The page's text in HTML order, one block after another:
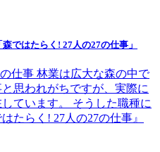
ではたらく! 27人の27の仕事」
仕事 林業は広大な森の中で
思われがちですが、実際に
ています。 そうした職種に
たらく! 27人の27の仕事』